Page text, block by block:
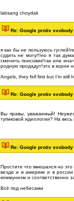
labsang choydak
Re: Google protiv svobody
я как бы не пользуюсь
судить не могу!!!но я так
сменить поисовик!так или
родную продадут!это в корни
Angels, they fell first but I'm still
Re: Google protiv svobody
Вы правы, уважаемый!
тупиковой идеологии? На весь
Re: Google protiv svobody
Простите что вмешался но это
везде и в америке и в
коммунизм и соответственно
Всё под небесами